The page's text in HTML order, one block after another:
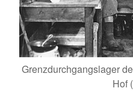
Grenzdurchgangslager
Hof